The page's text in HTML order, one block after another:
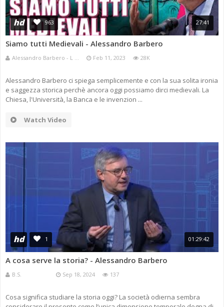
hd 963 27:41
Siamo tutti Medievali - Alessandro Barbero
Alessandro Barbero - L ... Feb 11, 2023 28K
Alessandro Barbero ci spiega semplicemente e con la sua solita ironia
e saggezza storica perchè ancora oggi possiamo dirci medievali. La
Chiesa, l'Università, la Banca e le invenzion ...
Watch Video
hd 1 01:29:42
A cosa serve la storia? - Alessandro Barbero
B.S. Sep 18, 2024 137
Cosa significa studiare la storia oggi? La società odierna sembra